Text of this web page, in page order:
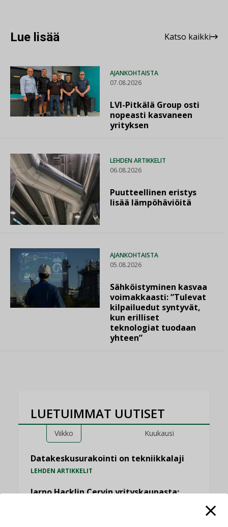
Lue lisää Katso kaikki
AJANKOHTAISTA
07.08.2026
LVI-Pitkälä Group osti
nopeasti kasvaneen
yrityksen
LEHDEN ARTIKKELIT
06.08.2026
Puutteellinen eristys
lisää lämpöhäviöitä
AJANKOHTAISTA
05.08.2026
Sähköistyminen kasvaa
voimakkaasti: ”Tulevat
kilpailuedut syntyvät,
kun erilliset
teknologiat tuodaan
yhteen”
LUETUIMMAT UUTISET
Viikko Kuukausi
Datakeskusurakointi on tekniikkalaji
LEHDEN ARTIKKELIT
Jarno Hacklin Cervin yrityskaupasta: